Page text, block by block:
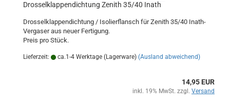
Drosselklappendichtung Zenith 35/40 Inath
Drosselklappendichtung / Isolierflansch für Zenith 35/40 Inath-
Vergaser aus neuer Fertigung.
Preis pro Stück.
Lieferzeit: ca.1-4 Werktage (Lagerware) (Ausland abweichend)
14,95 EUR
inkl. 19% MwSt. zzgl. Versand